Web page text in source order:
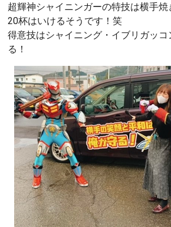
超輝神シャイニンガーの特技は横手焼
20杯はいけるそうです！笑
得意技はシャイニング・イブリガッ
る！